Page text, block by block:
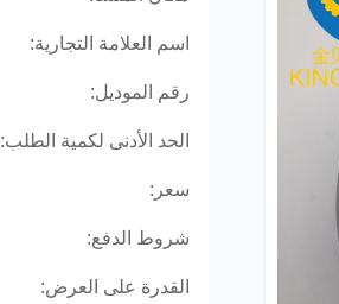
اسم العلامة التجارية:
رقم الموديل:
الحد الأدنى لكمية الطلب:
سعر:
شروط الدفع:
القدرة على العرض: